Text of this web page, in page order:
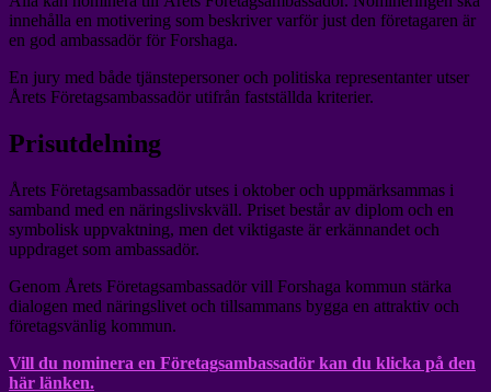
innehålla en motivering som beskriver varför just den företagaren är
en god ambassadör för Forshaga.
En jury med både tjänstepersoner och politiska representanter utser
Årets Företagsambassadör utifrån fastställda kriterier.
Prisutdelning
Årets Företagsambassadör utses i oktober och uppmärksammas i
samband med en näringslivskväll. Priset består av diplom och en
symbolisk uppvaktning, men det viktigaste är erkännandet och
uppdraget som ambassadör.
Genom Årets Företagsambassadör vill Forshaga kommun stärka
dialogen med näringslivet och tillsammans bygga en attraktiv och
företagsvänlig kommun.
Vill du nominera en Företagsambassadör kan du klicka på den
här länken.